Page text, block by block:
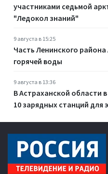
участниками седьмой
"Ледокол знаний"
9 августа в 15:25
Часть Ленинского
горячей воды
9 августа в 13:36
В Астраханской области
10 зарядных станций для